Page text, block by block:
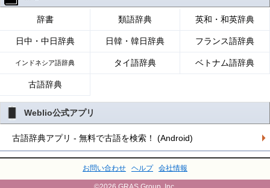
辞書 類語辞典 英和・和英辞典
日中・中日辞典 日韓・韓日辞典 フランス語辞典
インドネシア語辞典 タイ語辞典 ベトナム語辞典
古語辞典
Weblio公式アプリ
古語辞典アプリ - 無料で古語を検索！ (Android)
お問い合わせ ヘルプ 会社情報